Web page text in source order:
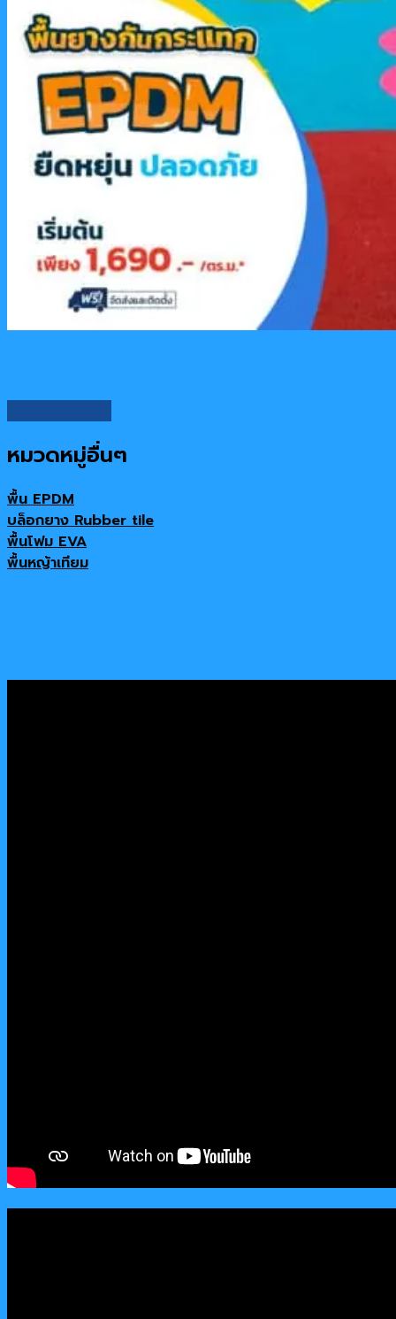
หมวดหมู่อื่นๆ
พื้น EPDM
บล็อกยาง Rubber tile
พื้นโฟม EVA
พื้นหญ้าเทียม